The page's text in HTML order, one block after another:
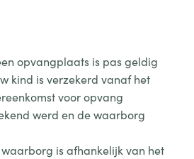
opvangplaats is pas geldig
kind is verzekerd vanaf het
voor opvang
werd en de waarborg
is afhankelijk van het